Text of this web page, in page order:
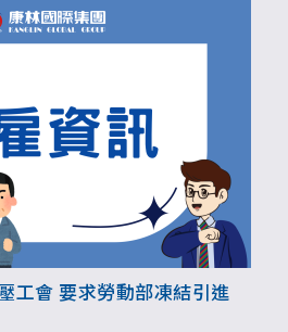
工會 要求勞動部凍結引進